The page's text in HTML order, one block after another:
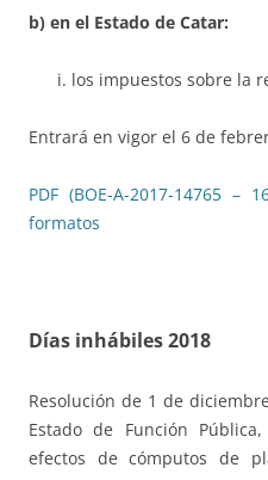
b) en el Estado de Catar:
los impuestos sobre la
Entrará en vigor el 6 de
PDF (BOE-A-2017-14765 –
formatos
Días inhábiles 2018
Resolución de 1 de
Estado de Función
efectos de cómputos de